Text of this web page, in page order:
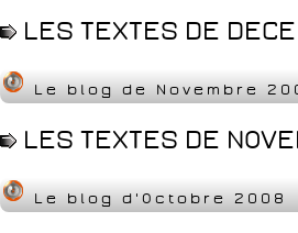
LES TEXTES DE
Le blog de Novembre
LES TEXTES DE
Le blog d'Octobre 2008